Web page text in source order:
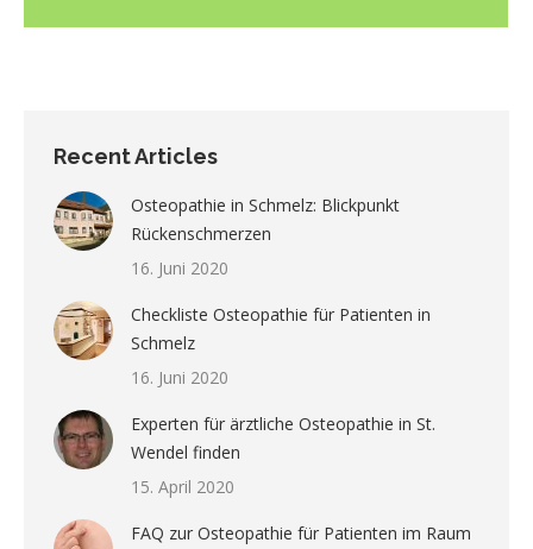
Recent Articles
Osteopathie in Schmelz: Blickpunkt
Rückenschmerzen
16. Juni 2020
Checkliste Osteopathie für Patienten in
Schmelz
16. Juni 2020
Experten für ärztliche Osteopathie in St.
Wendel finden
15. April 2020
FAQ zur Osteopathie für Patienten im Raum